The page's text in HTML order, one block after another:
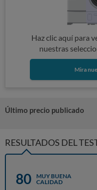
Haz clic aquí para
nuestras
Mira
Último precio publicado
RESULTADOS DEL
80
MUY BUENA
CALIDAD